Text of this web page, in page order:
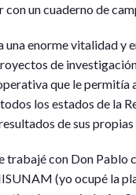
con un cuaderno de
una enorme vitalidad y
de
que le permitía
los estados de la
de sus propias
trabajé con Don
(yo ocupé la